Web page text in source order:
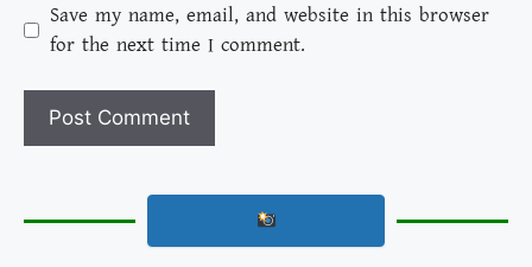
Save my name, email, and website in this browser
for the next time I comment.